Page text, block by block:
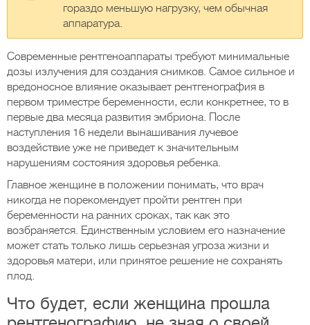
гораздо меньшую нагрузку, чем обычная
аппаратура.
Современные рентгеноаппараты требуют минимальные
дозы излучения для создания снимков. Самое сильное и
вредоносное влияние оказывает рентгенография в
первом триместре беременности, если конкретнее, то в
первые два месяца развития эмбриона. После
наступления 16 недели вынашивания лучевое
воздействие уже не приведет к значительным
нарушениям состояния здоровья ребенка.
Главное женщине в положении понимать, что врач
никогда не порекомендует пройти рентген при
беременности на ранних сроках, так как это
возбраняется. Единственным условием его назначение
может стать только лишь серьезная угроза жизни и
здоровья матери, или принятое решение не сохранять
плод.
Что будет, если женщина прошла